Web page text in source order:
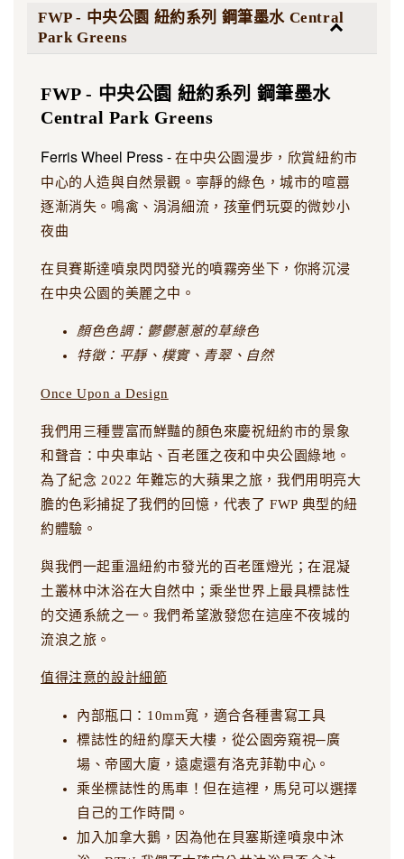
FWP - 中央公園 紐約系列 鋼筆墨水 Central
Park Greens
FWP - 中央公園 紐約系列 鋼筆墨水
Central Park Greens
Ferris Wheel Press - 在中央公園漫步，欣賞紐約市
中心的人造與自然景觀。寧靜的綠色，城市的喧囂
逐漸消失。鳴禽、涓涓細流，孩童們玩耍的微妙小
夜曲
在貝賽斯達噴泉閃閃發光的噴霧旁坐下，你將沉浸
在中央公園的美麗之中。
顏色色調：鬱鬱蔥蔥的草綠色
特徵：平靜、樸實、青翠、自然
Once Upon a Design
我們用三種豐富而鮮豔的顏色來慶祝紐約市的景象
和聲音：中央車站、百老匯之夜和中央公園綠地。
為了紀念 2022 年難忘的大蘋果之旅，我們用明亮大
膽的色彩捕捉了我們的回憶，代表了 FWP 典型的紐
約體驗。
與我們一起重溫紐約市發光的百老匯燈光；在混凝
土叢林中沐浴在大自然中；乘坐世界上最具標誌性
的交通系統之一。我們希望激發您在這座不夜城的
流浪之旅。
值得注意的設計細節
內部瓶口：10mm寬，適合各種書寫工具
標誌性的紐約摩天大樓，從公園旁窺視─廣
場、帝國大廈，遠處還有洛克菲勒中心。
乘坐標誌性的馬車！但在這裡，馬兒可以選擇
自己的工作時間。
加入加拿大鵝，因為他在貝塞斯達噴泉中沐